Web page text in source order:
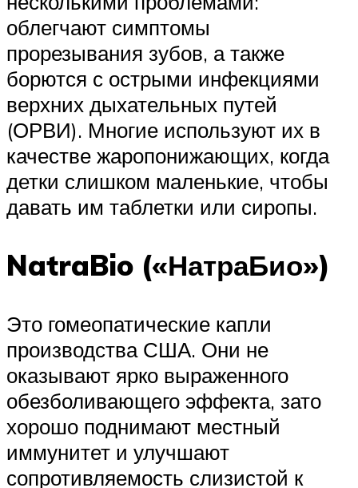
облегчают симптомы
прорезывания зубов, а также
борются с острыми инфекциями
верхних дыхательных путей
(ОРВИ). Многие используют их в
качестве жаропонижающих, когда
детки слишком маленькие, чтобы
давать им таблетки или сиропы.
NatraBio («НатраБио»)
Это гомеопатические капли
производства США. Они не
оказывают ярко выраженного
обезболивающего эффекта, зато
хорошо поднимают местный
иммунитет и улучшают
сопротивляемость слизистой к